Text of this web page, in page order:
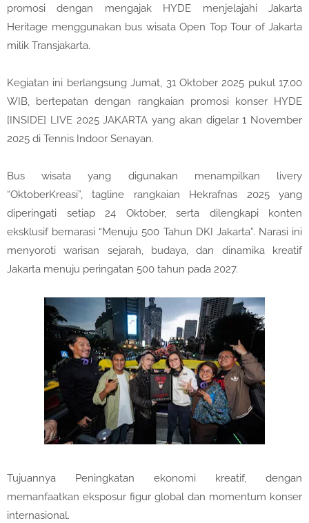
promosi dengan mengajak HYDE menjelajahi Jakarta
Heritage menggunakan bus wisata Open Top Tour of Jakarta
milik Transjakarta.
Kegiatan ini berlangsung Jumat, 31 Oktober 2025 pukul 17.00
WIB, bertepatan dengan rangkaian promosi konser HYDE
[INSIDE] LIVE 2025 JAKARTA yang akan digelar 1 November
2025 di Tennis Indoor Senayan.
Bus wisata yang digunakan menampilkan livery
“OktoberKreasi”, tagline rangkaian Hekrafnas 2025 yang
diperingati setiap 24 Oktober, serta dilengkapi konten
eksklusif bernarasi “Menuju 500 Tahun DKI Jakarta”. Narasi ini
menyoroti warisan sejarah, budaya, dan dinamika kreatif
Jakarta menuju peringatan 500 tahun pada 2027.
Tujuannya Peningkatan ekonomi kreatif, dengan
memanfaatkan eksposur figur global dan momentum konser
internasional.